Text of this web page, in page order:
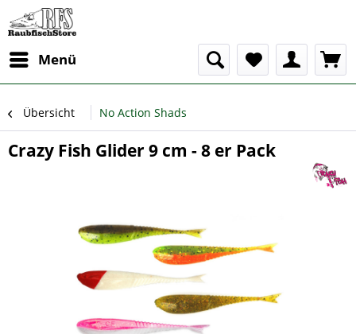
Menü
Übersicht No Action Shads
Crazy Fish Glider 9 cm - 8 er Pack